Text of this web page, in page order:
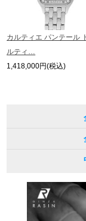
カルティエ パンテール
ルティ…
1,418,000円(税込)